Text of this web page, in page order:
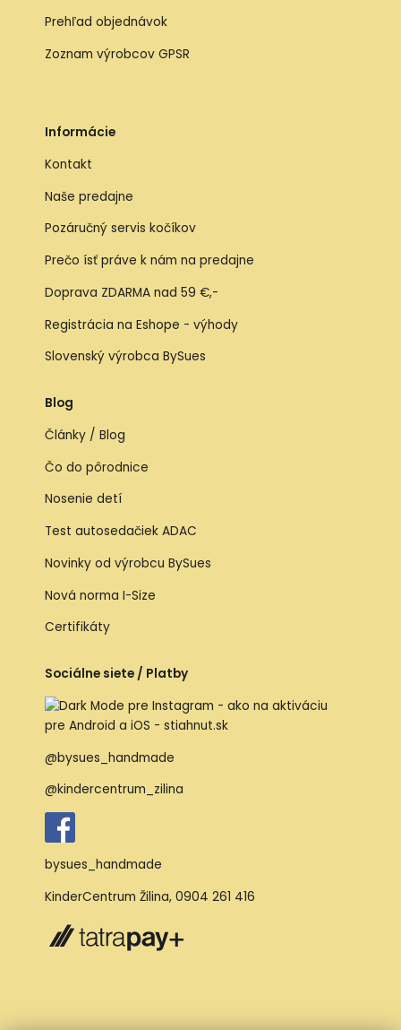
Prehľad objednávok
Zoznam výrobcov GPSR
Informácie
Kontakt
Naše predajne
Pozáručný servis kočíkov
Prečo ísť práve k nám na predajne
Doprava ZDARMA nad 59 €,-
Registrácia na Eshope - výhody
Slovenský výrobca BySues
Blog
Články / Blog
Čo do pôrodnice
Nosenie detí
Test autosedačiek ADAC
Novinky od výrobcu BySues
Nová norma I-Size
Certifikáty
Sociálne siete / Platby
@bysues_handmade
@kindercentrum_zilina
bysues_handmade
KinderCentrum Žilina, 0904 261 416